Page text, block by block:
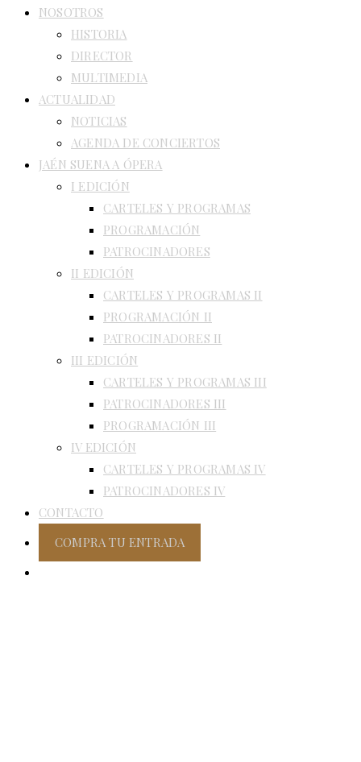
NOSOTROS
HISTORIA
DIRECTOR
MULTIMEDIA
ACTUALIDAD
NOTICIAS
AGENDA DE CONCIERTOS
JAÉN SUENA A ÓPERA
I EDICIÓN
CARTELES Y PROGRAMAS
PROGRAMACIÓN
PATROCINADORES
II EDICIÓN
CARTELES Y PROGRAMAS II
PROGRAMACIÓN II
PATROCINADORES II
III EDICIÓN
CARTELES Y PROGRAMAS III
PATROCINADORES III
PROGRAMACIÓN III
IV EDICIÓN
CARTELES Y PROGRAMAS IV
PATROCINADORES IV
CONTACTO
COMPRA TU ENTRADA